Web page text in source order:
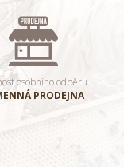
osobního odběru
PRODEJNA